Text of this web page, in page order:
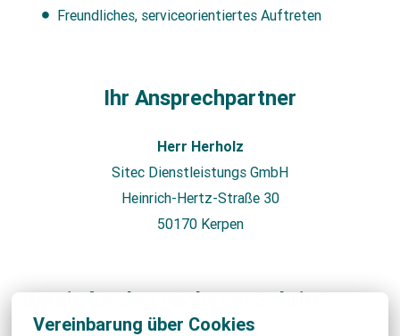
Vereinbarung über Cookies
Freundliches, serviceorientiertes Auftreten
Ihr Ansprechpartner
Herr Herholz
Sitec Dienstleistungs GmbH
Heinrich-Hertz-Straße 30
50170 Kerpen
Bereit für den nächsten Schritt?